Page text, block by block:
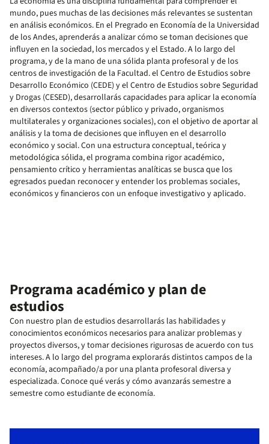
mundo, pues muchas de las decisiones más relevantes se sustentan
en análisis económicos. En el Pregrado en Economía de la Universidad
de los Andes, aprenderás a analizar cómo se toman decisiones que
influyen en la sociedad, los mercados y el Estado. A lo largo del
programa, y de la mano de una sólida planta profesoral y de los
centros de investigación de la Facultad. el Centro de Estudios sobre
Desarrollo Económico (CEDE) y el Centro de Estudios sobre Seguridad
y Drogas (CESED), desarrollarás capacidades para aplicar la economía
en diversos contextos (sector público y privado, organismos
multilaterales y organizaciones sociales), con el objetivo de aportar al
análisis y la toma de decisiones que influyen en el desarrollo
económico y social. Con una estructura conceptual, teórica y
metodológica sólida, el programa combina rigor académico,
pensamiento crítico y herramientas analíticas se busca que los
egresados puedan reconocer y entender los problemas sociales,
económicos y financieros con un enfoque investigativo y aplicado.
Programa académico y plan de
estudios
Con nuestro plan de estudios desarrollarás las habilidades y
conocimientos económicos necesarios para analizar problemas y
proyectos diversos, y tomar decisiones rigurosas de acuerdo con tus
intereses. A lo largo del programa explorarás distintos campos de la
economía, acompañado/a por una planta profesoral diversa y
especializada. Conoce qué verás y cómo avanzarás semestre a
semestre como estudiante de economía.